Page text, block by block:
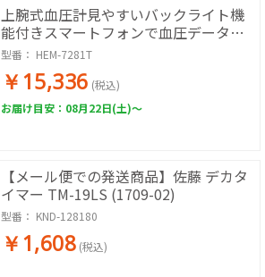
上腕式血圧計見やすいバックライト機
能付きスマートフォンで血圧データ管
理
型番： HEM-7281T
￥15,336 (税込)
お届け目安：08月22日(土)～
【メール便での発送商品】佐藤 デカタ
イマー TM-19LS (1709-02)
型番： KND-128180
￥1,608 (税込)